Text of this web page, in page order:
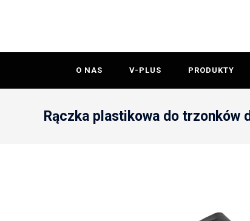
O NAS V-PLUS PRODUKTY
Rączka plastikowa do trzonków